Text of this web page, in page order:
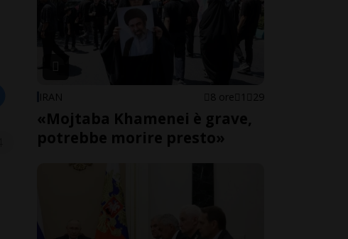
IRAN 8 ore 1 29
«Mojtaba Khamenei è grave,
potrebbe morire presto»